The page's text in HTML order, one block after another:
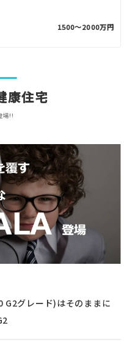
1500〜2000万円
康住宅
場!!
G2グレード)はそのままに